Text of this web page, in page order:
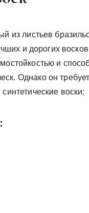
из листьев
и дорогих
и
Однако он
воски;